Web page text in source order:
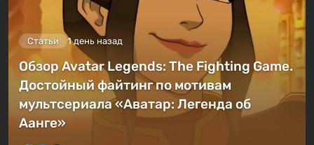
Статьи 1 день назад
Обзор Avatar Legends: The Fighting Game.
Достойный файтинг по мотивам
мультсериала «Аватар: Легенда об
Аанге»